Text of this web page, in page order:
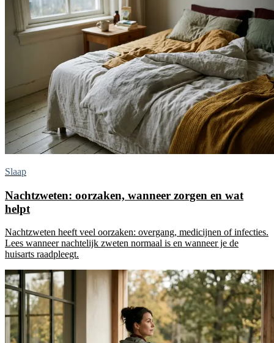
Slaap
Nachtzweten: oorzaken, wanneer zorgen en wat
helpt
Nachtzweten heeft veel oorzaken: overgang, medicijnen of infecties.
Lees wanneer nachtelijk zweten normaal is en wanneer je de
huisarts raadpleegt.